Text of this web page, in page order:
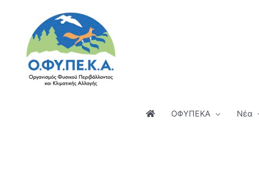
περιεχόμενο
ΟΦΥΠΕΚΑ Νέα